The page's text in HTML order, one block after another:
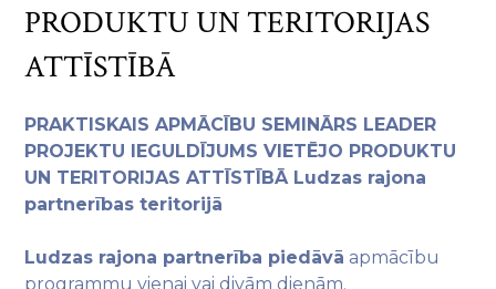
PRODUKTU UN TERITORIJAS
ATTĪSTĪBĀ
PRAKTISKAIS APMĀCĪBU SEMINĀRS LEADER
PROJEKTU IEGULDĪJUMS VIETĒJO PRODUKTU
UN TERITORIJAS ATTĪSTĪBĀ Ludzas rajona
partnerības teritorijā
Ludzas rajona partnerība piedāvā apmācību
programmu vienai vai divām dienām.